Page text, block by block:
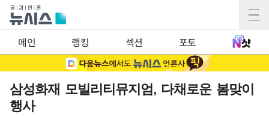
메인 랭킹 섹션 포토
삼성화재 모빌리티뮤지엄, 다채로운 봄맞이
행사